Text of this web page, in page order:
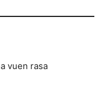
vuen rasa